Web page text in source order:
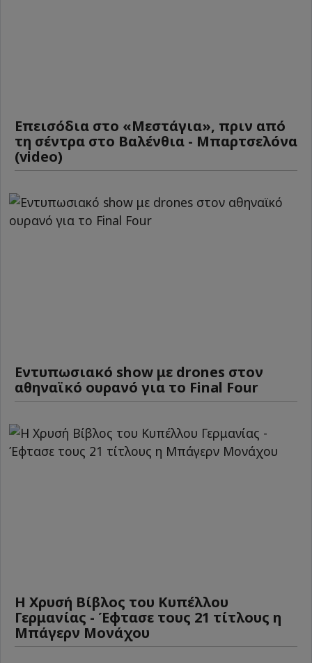
Επεισόδια στο «Μεστάγια», πριν από
τη σέντρα στο Βαλένθια - Μπαρτσελόνα
(video)
Εντυπωσιακό show με drones στον
αθηναϊκό ουρανό για το Final Four
Η Χρυσή Βίβλος του Κυπέλλου
Γερμανίας - Έφτασε τους 21 τίτλους η
Μπάγερν Μονάχου